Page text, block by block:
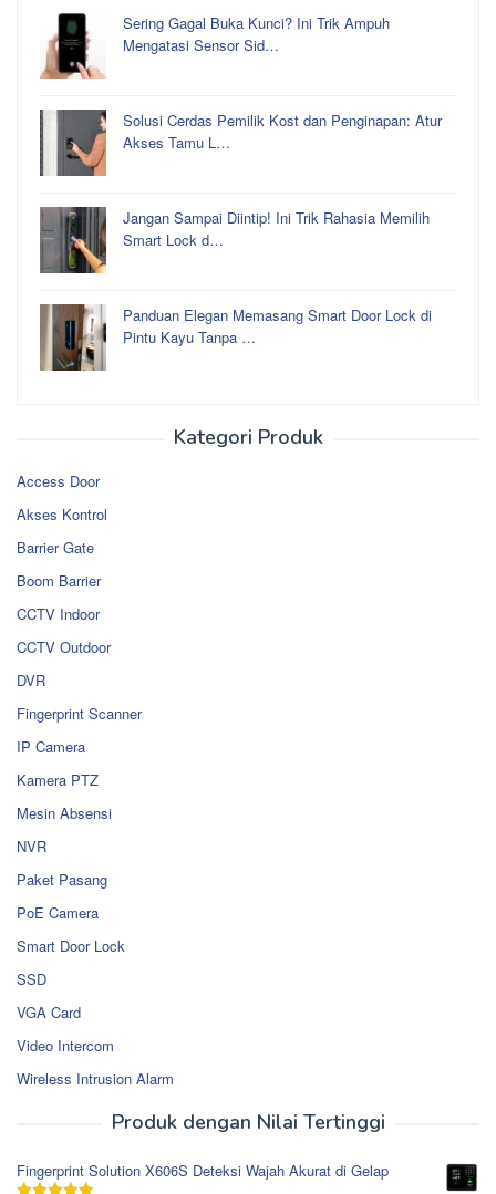
Sering Gagal Buka Kunci? Ini Trik Ampuh
Mengatasi Sensor Sid…
Solusi Cerdas Pemilik Kost dan Penginapan: Atur
Akses Tamu L…
Jangan Sampai Diintip! Ini Trik Rahasia Memilih
Smart Lock d…
Panduan Elegan Memasang Smart Door Lock di
Pintu Kayu Tanpa …
Kategori Produk
Access Door
Akses Kontrol
Barrier Gate
Boom Barrier
CCTV Indoor
CCTV Outdoor
DVR
Fingerprint Scanner
IP Camera
Kamera PTZ
Mesin Absensi
NVR
Paket Pasang
PoE Camera
Smart Door Lock
SSD
VGA Card
Video Intercom
Wireless Intrusion Alarm
Produk dengan Nilai Tertinggi
Fingerprint Solution X606S Deteksi Wajah Akurat di Gelap